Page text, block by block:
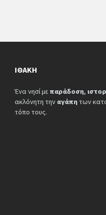
ΙΘΆΚΗ
Ένα νησί με παράδοση,
ακλόνητη την αγάπη των
τόπο τους.